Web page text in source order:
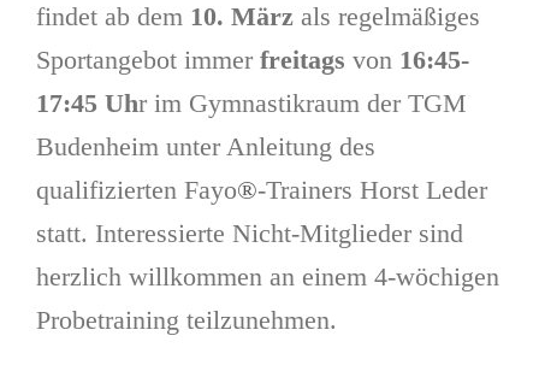
findet ab dem 10. Märzals regelmäßiges
Sportangebot immer freitags von16:45-
17:45 Uhr im Gymnastikraum der TGM
Budenheim unter Anleitung des
qualifizierten Fayo®-Trainers Horst Leder
statt. Interessierte Nicht-Mitglieder sind
herzlich willkommen an einem 4-wöchigen
Probetraining teilzunehmen.